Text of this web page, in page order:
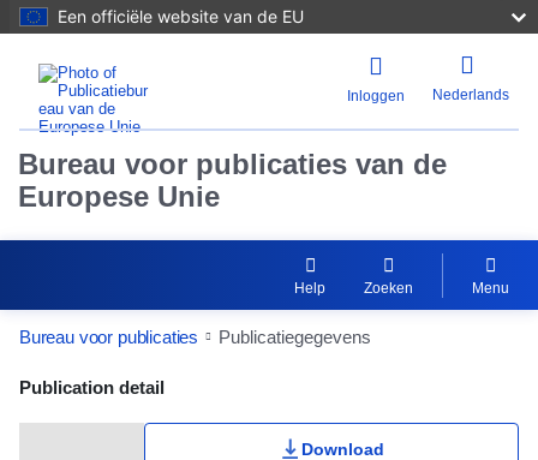
Een officiële website van de EU
Inloggen Nederlands
Bureau voor publicaties van de
Europese Unie
Help Zoeken Menu
Bureau voor publicaties Publicatiegegevens
Publication Detail Actions Portlet
Publication detail
Download